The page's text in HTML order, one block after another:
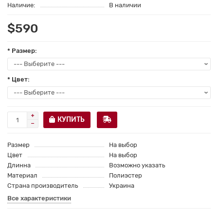
Наличие:
В наличии
$590
* Размер:
* Цвет:
КУПИТЬ
Размер
На выбор
Цвет
На выбор
Длинна
Возможно указать
Материал
Полиэстер
Страна производитель
Украина
Все характеристики